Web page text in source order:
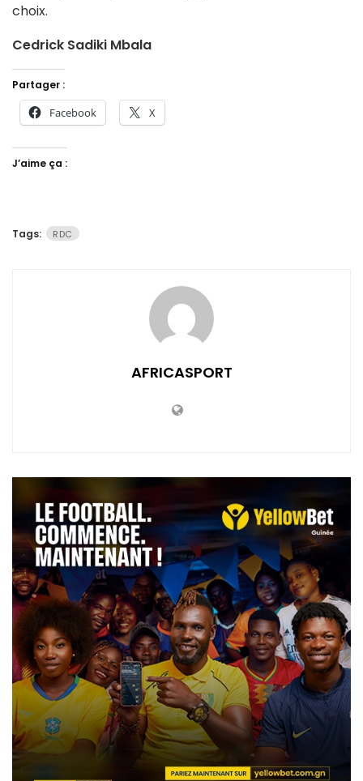
choix.
Cedrick Sadiki Mbala
Partager :
Facebook X
J’aime ça :
Tags: RDC
AFRICASPORT